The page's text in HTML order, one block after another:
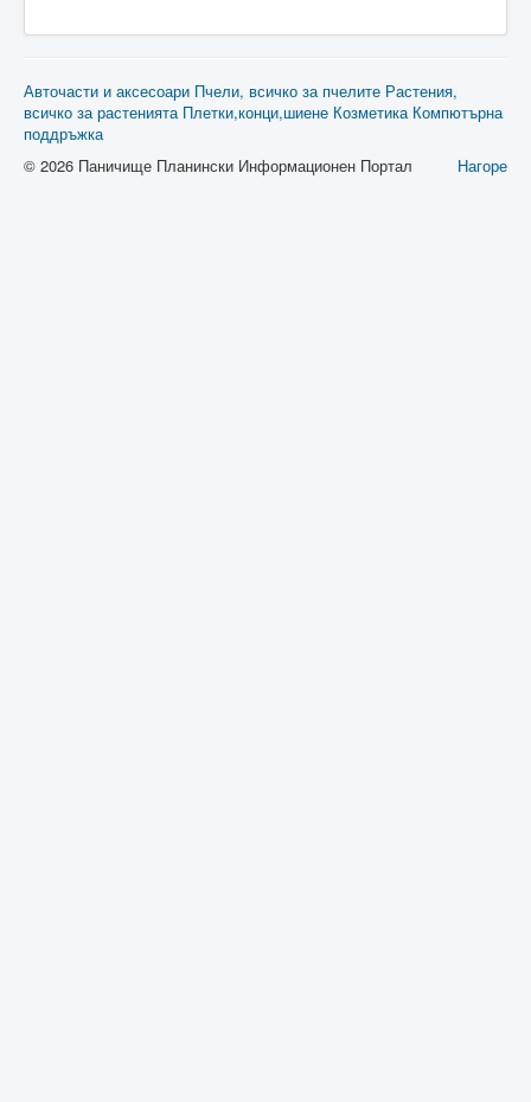
Авточасти и аксесоари Пчели, всичко за пчелите Растения,
всичко за растенията Плетки,конци,шиене Козметика Компютърна
поддръжка
Нагоре
© 2026 Паничище Планински Информационен Портал